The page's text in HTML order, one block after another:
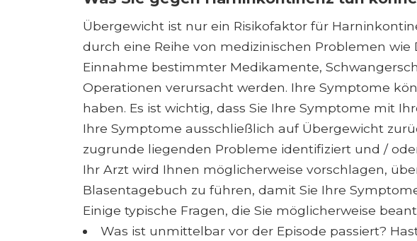
Übergewicht ist nur ein Risikofaktor für
durch eine Reihe von medizinischen Problemen wie
Einnahme bestimmter Medikamente,
Operationen verursacht werden. Ihre Symptome
haben. Es ist wichtig, dass Sie Ihre Symptome mit
Ihre Symptome ausschließlich auf Übergewicht
zugrunde liegenden Probleme identifiziert und /
Ihr Arzt wird Ihnen möglicherweise vorschlagen,
Blasentagebuch zu führen, damit Sie Ihre
Einige typische Fragen, die Sie möglicherweise
Was ist unmittelbar vor der Episode passiert?